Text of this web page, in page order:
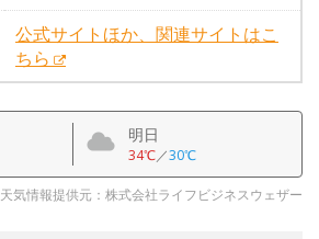
公式サイトほか、関連サイトはこ
ちら
明日
34℃／30℃
天気情報提供元：株式会社ライフビジネスウェザー